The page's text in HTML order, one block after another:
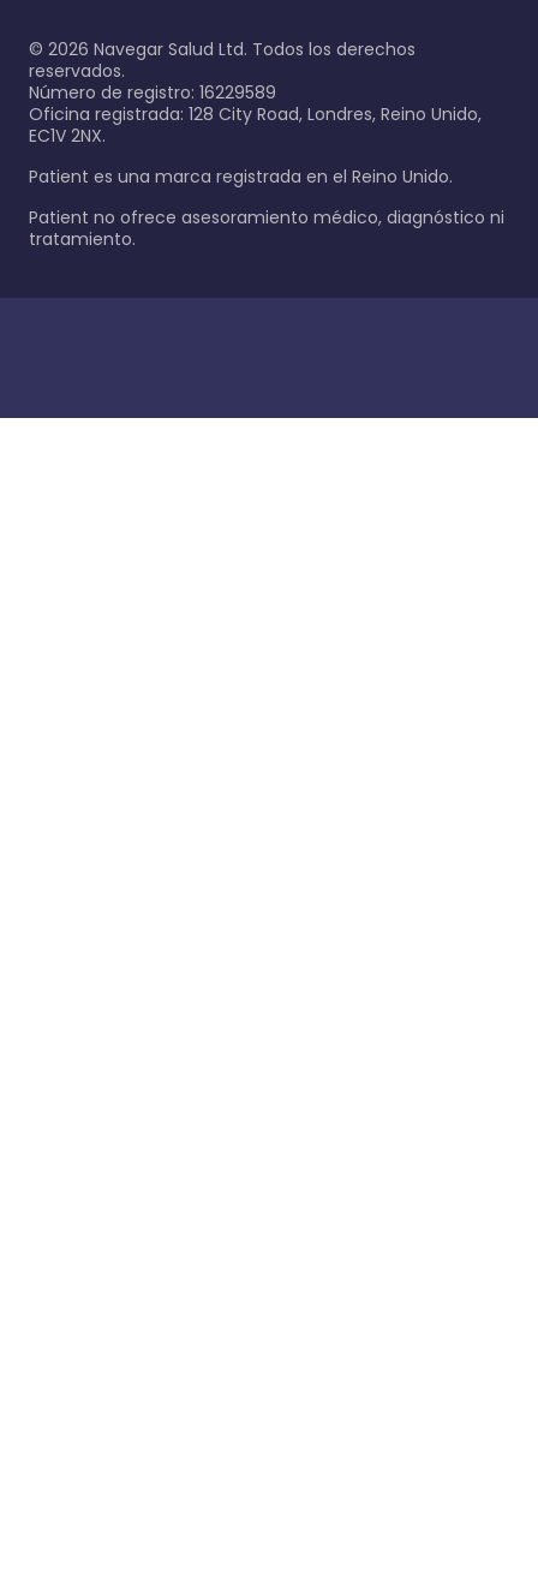
© 2026 Navegar Salud Ltd. Todos los derechos
reservados.
Número de registro: 16229589
Oficina registrada: 128 City Road, Londres, Reino Unido,
EC1V 2NX.
Patient es una marca registrada en el Reino Unido.
Patient no ofrece asesoramiento médico, diagnóstico ni
tratamiento.